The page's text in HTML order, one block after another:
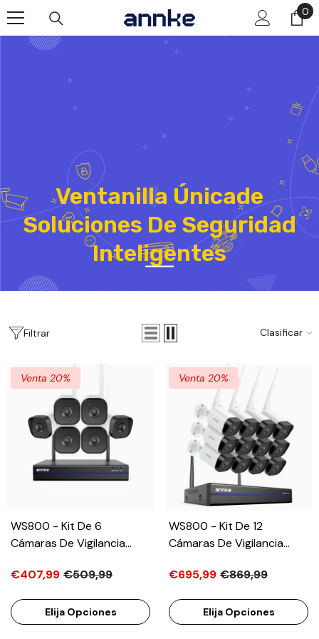
00
Ventanilla Únicade
Soluciones De Seguridad
Inteligentes
Filtrar Clasificar
Venta 20%
WS800 - Kit De 6
Cámaras De Vigilancia
Videograbador NVR De 16
Banda 2,4/5,8 GHz Pro,
Detección De Movimiento
€407,99 €509,99
Elija Opciones
Venta 20%
WS800 - Kit De 12
Cámaras De Vigilancia
Videograbador NVR De 16
Banda 2,4/5,8 GHz Pro,
Detección De Movimiento
€695,99 €869,99
Elija Opciones